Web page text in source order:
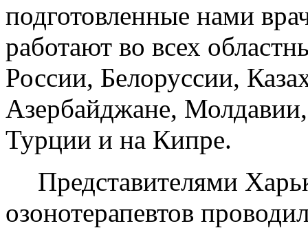
подготовленные нами
работают во всех
России, Белоруссии,
Азербайджане,
Турции и на Кипре.
Представителями
озонотерапевтов